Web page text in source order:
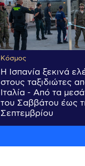
Κόσμος
Η Ισπανία ξεκινά
στους ταξιδιώτες
Ιταλία - Από τα
του Σαββάτου έως
Σεπτεμβρίου